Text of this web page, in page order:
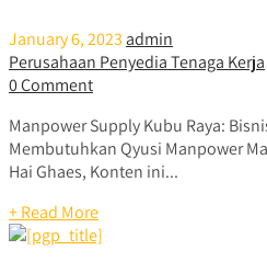
January 6, 2023 admin
Perusahaan Penyedia Tenaga Kerja
0 Comment
Manpower Supply Kubu Raya:
Membutuhkan Qyusi Manpower
Hai Ghaes, Konten ini...
+ Read More